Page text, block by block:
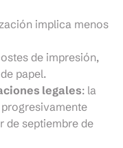
implica menos
de impresión,
papel.
legales: la
de septiembre de